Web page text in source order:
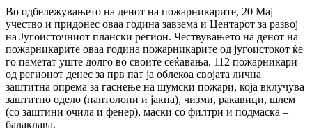
Во одбележувањето на денот на пожарникарите, 20 Мај
учество и придонес оваа година завзема и Центарот за развој
на Југоисточниот плански регион. Чествувањето на денот на
пожарникарите оваа година пожарникарите од југоистокот ќе
го паметат уште долго во своите сеќавања. 112 пожарникари
од регионот денес за прв пат ја облекоа својата лична
заштитна опрема за гаснење на шумски пожари, која вклучува
заштитно одело (пантолони и јакна), чизми, ракавици, шлем
(со заштини очила и фенер), маски со филтри и подмаска –
балаклава.